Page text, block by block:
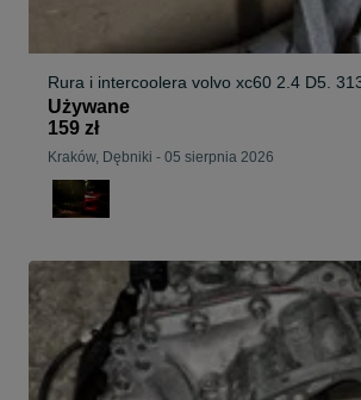
Rura i intercoolera volvo xc60 2.4 D5.
Używane
159 zł
Kraków, Dębniki - 05 sierpnia 2026